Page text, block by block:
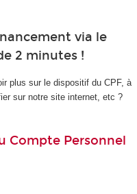
via le
2 minutes !
plus sur le dispositif du CPF, à
sur notre site internet, etc ?
Compte Personnel